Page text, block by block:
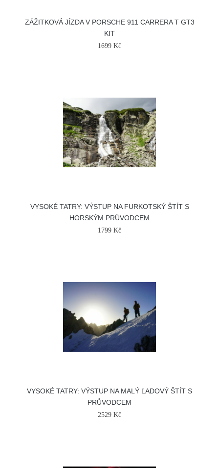
ZÁŽITKOVÁ JÍZDA V PORSCHE 911 CARRERA T GT3
KIT
1699 Kč
VYSOKÉ TATRY: VÝSTUP NA FURKOTSKÝ ŠTÍT S
HORSKÝM PRŮVODCEM
1799 Kč
VYSOKÉ TATRY: VÝSTUP NA MALÝ ĽADOVÝ ŠTÍT S
PRŮVODCEM
2529 Kč